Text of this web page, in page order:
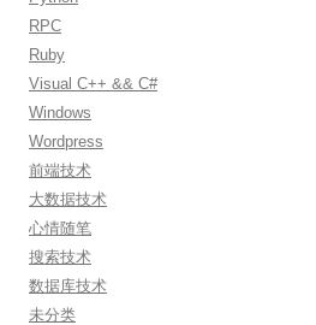
RPC
Ruby
Visual C++ && C#
Windows
Wordpress
前端技术
大数据技术
心情随笔
搜索技术
数据库技术
未分类